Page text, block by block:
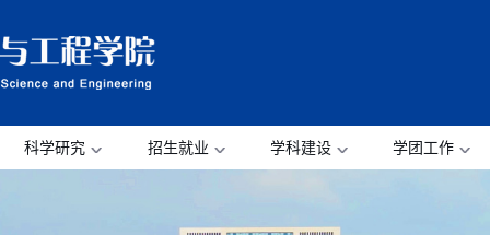
科学研究 招生就业 学科建设 学团工作